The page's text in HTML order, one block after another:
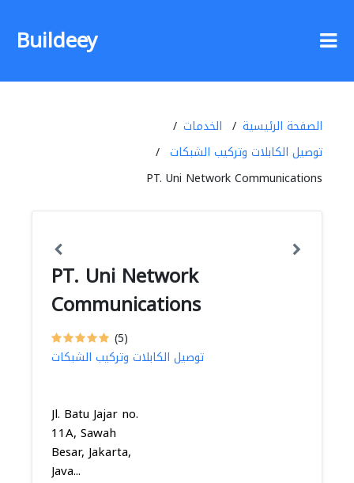
Buildeey
الصفحة الرئيسية
الخدمات
توصيل الكابلات وتركيب الشبكات
PT. Uni Network Communications
PT. Uni Network
Communications
(5)
توصيل الكابلات وتركيب الشبكات
Jl. Batu Jajar no.
11A, Sawah
Besar, Jakarta,
Java...